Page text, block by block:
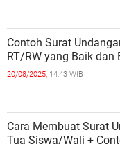
Contoh Surat
RT/RW yang Baik dan
20/08/2025, 14:43 WIB
Cara Membuat Surat
Tua Siswa/Wali +